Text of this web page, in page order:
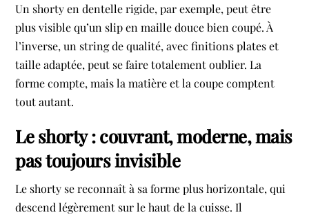
Un shorty en dentelle rigide, par exemple, peut être
plus visible qu’un slip en maille douce bien coupé. À
l’inverse, un string de qualité, avec finitions plates et
taille adaptée, peut se faire totalement oublier. La
forme compte, mais la matière et la coupe comptent
tout autant.
Le shorty : couvrant, moderne, mais
pas toujours invisible
Le shorty se reconnaît à sa forme plus horizontale, qui
descend légèrement sur le haut de la cuisse. Il